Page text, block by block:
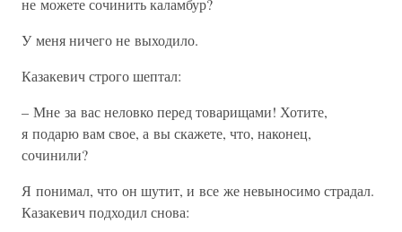
не можете сочинить каламбур?
У меня ничего не выходило.
Казакевич строго шептал:
– Мне за вас неловко перед товарищами! Хотите,
я подарю вам свое, а вы скажете, что, наконец,
сочинили?
Я понимал, что он шутит, и все же невыносимо страдал.
Казакевич подходил снова: